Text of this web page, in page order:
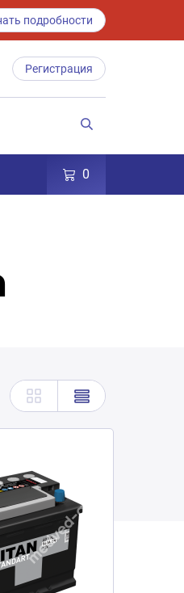
подробности
Регистрация
0